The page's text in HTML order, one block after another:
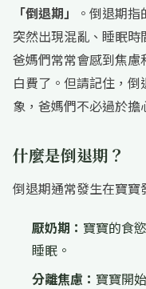
「倒退期」
。倒退期
突然出現混亂、睡眠
爸媽們常常會感到焦
白費了。但請記住，
象，爸媽們不必過於擔
什麼是倒退期？
倒退期通常發生在寶寶
厭奶期： 寶寶的食
睡眠。
分離焦慮： 寶寶開